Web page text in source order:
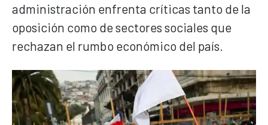
administración enfrenta críticas tanto de la
oposición como de sectores sociales que
rechazan el rumbo económico del país.